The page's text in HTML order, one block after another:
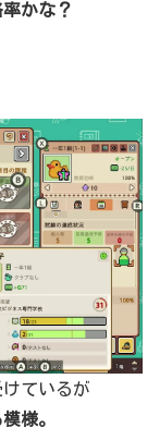
かな？
ているが
様。